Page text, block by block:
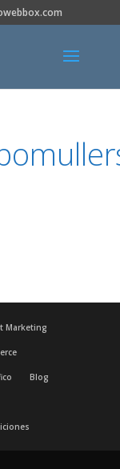
Marketing
Blog